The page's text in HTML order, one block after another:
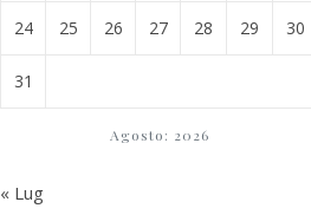
Agosto: 2026
24 25 26 27 28 29 30
31
« Lug